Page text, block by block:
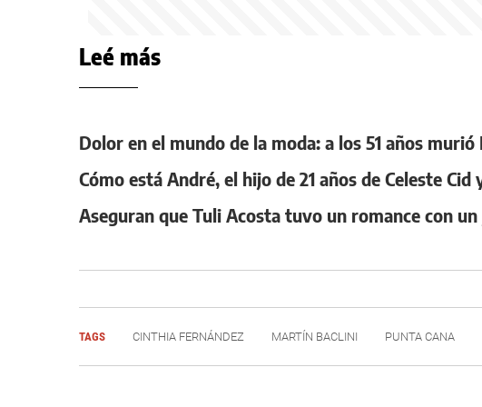
Leé más
Dolor en el mundo de la moda: a los 51 años murió
Cómo está André, el hijo de 21 años de Celeste
Aseguran que Tuli Acosta tuvo un romance con
TAGS CINTHIA FERNÁNDEZ MARTÍN BACLINI PUNTA CANA